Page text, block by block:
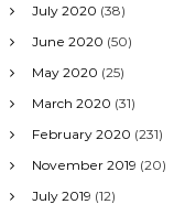
July 2020 (38)
June 2020 (50)
May 2020 (25)
March 2020 (31)
February 2020 (231)
November 2019 (20)
July 2019 (12)